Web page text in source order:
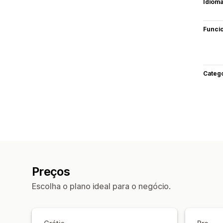
Preços
Escolha o plano ideal para o negócio.